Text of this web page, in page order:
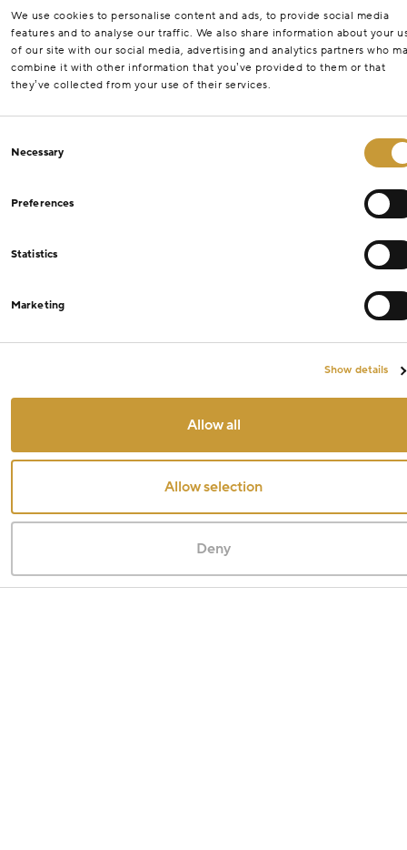
We use cookies to personalise content and ads, to provide social media
features and to analyse our traffic. We also share information about your
of our site with our social media, advertising and analytics partners who
combine it with other information that you’ve provided to them or that
they’ve collected from your use of their services.
Selection
Necessary
Preferences
Statistics
Marketing
Show details
Allow all
Allow selection
Deny